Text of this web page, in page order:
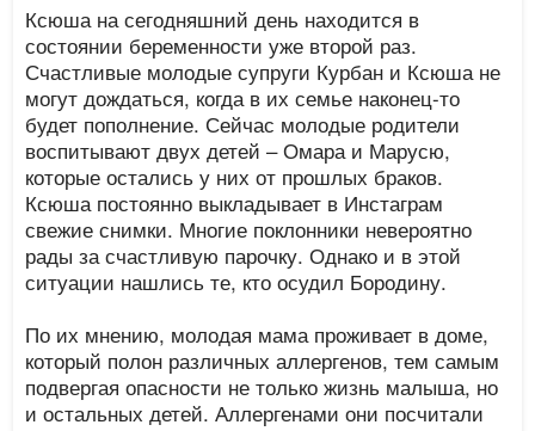
Ксюша на сегодняшний день находится в
состоянии беременности уже второй раз.
Счастливые молодые супруги Курбан и Ксюша не
могут дождаться, когда в их семье наконец-то
будет пополнение. Сейчас молодые родители
воспитывают двух детей – Омара и Марусю,
которые остались у них от прошлых браков.
Ксюша постоянно выкладывает в Инстаграм
свежие снимки. Многие поклонники невероятно
рады за счастливую парочку. Однако и в этой
ситуации нашлись те, кто осудил Бородину.
По их мнению, молодая мама проживает в доме,
который полон различных аллергенов, тем самым
подвергая опасности не только жизнь малыша, но
и остальных детей. Аллергенами они посчитали